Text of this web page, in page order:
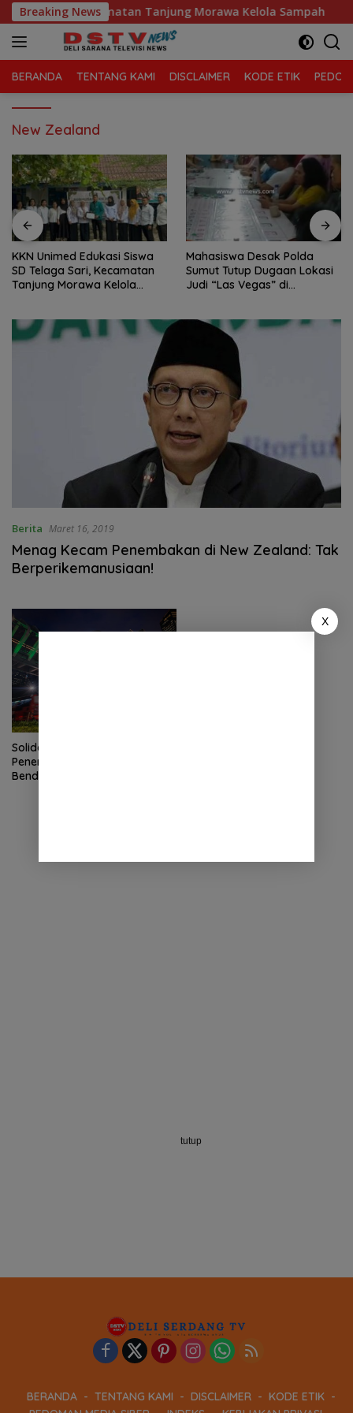
Langsung
ke
konten
Breaking News
Sari, Kecamatan Tanjung Morawa Kelola Sampah
BERANDA TENTANG KAMI DISCLAIMER KODE ETIK
New Zealand
Edukasi Siswa
Sari, Kecamatan
Kelola
Mahasiswa Desak Polda
Sumut Tutup Dugaan Lokasi
Judi “Las Vegas” di
Praktik
dan
Berita Maret 16, 2019
Menag Kecam Penembakan di New Zealand: Tak
Berperikemanusiaan!
Solidaritas Korban
Penembakan, DKI Beri Warna
Bendera New Zealand di JPO
BERANDA TENTANG KAMI DISCLAIMER
KODE ETIK
tutup
X